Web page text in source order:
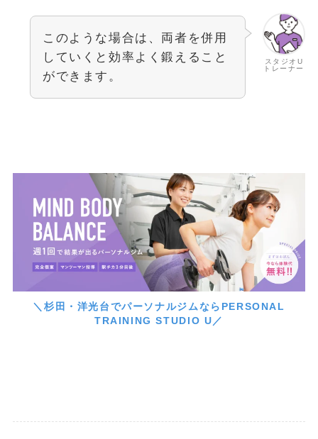
スタジオU
トレーナー
このような場合は、両者を併用
していくと効率よく鍛えること
ができます。
＼杉田・洋光台でパーソナルジムならPERSONAL
TRAINING STUDIO U／